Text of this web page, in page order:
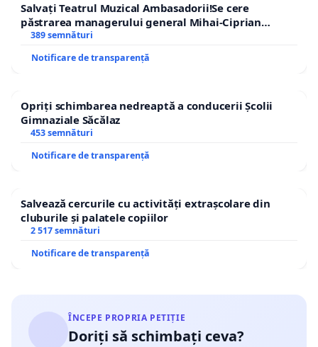
Salvați Teatrul Muzical Ambasadorii!Se cere
păstrarea managerului general Mihai-Ciprian
ROGOJAN
389 semnături
Notificare de transparență
Opriți schimbarea nedreaptă a conducerii Școlii
Gimnaziale Săcălaz
453 semnături
Notificare de transparență
Salvează cercurile cu activități extrașcolare din
cluburile și palatele copiilor
2 517 semnături
Notificare de transparență
ÎNCEPE PROPRIA PETIȚIE
Doriți să schimbați ceva?